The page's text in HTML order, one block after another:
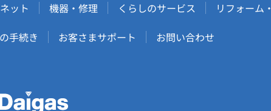
ット 機器・修理 くらしのサービス
リフォーム
手続き お客さまサポート お問い合わせ